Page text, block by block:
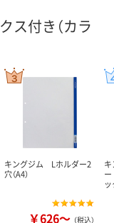
ス付き（カラ
キングジム Lホルダー2
穴（A4）
￥626～ （税込）